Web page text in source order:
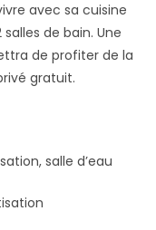
avec sa cuisine
de bain. Une
de profiter de la
gratuit.
salle d’eau